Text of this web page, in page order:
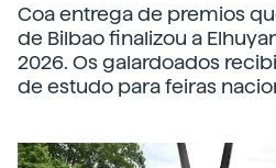
Coa entrega de premios
de Bilbao finalizou a
2026. Os galardoados
de estudo para feiras